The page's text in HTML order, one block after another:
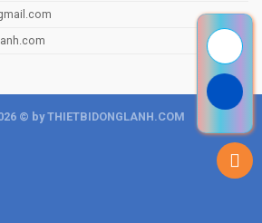
© by THIETBIDONGLANH.COM